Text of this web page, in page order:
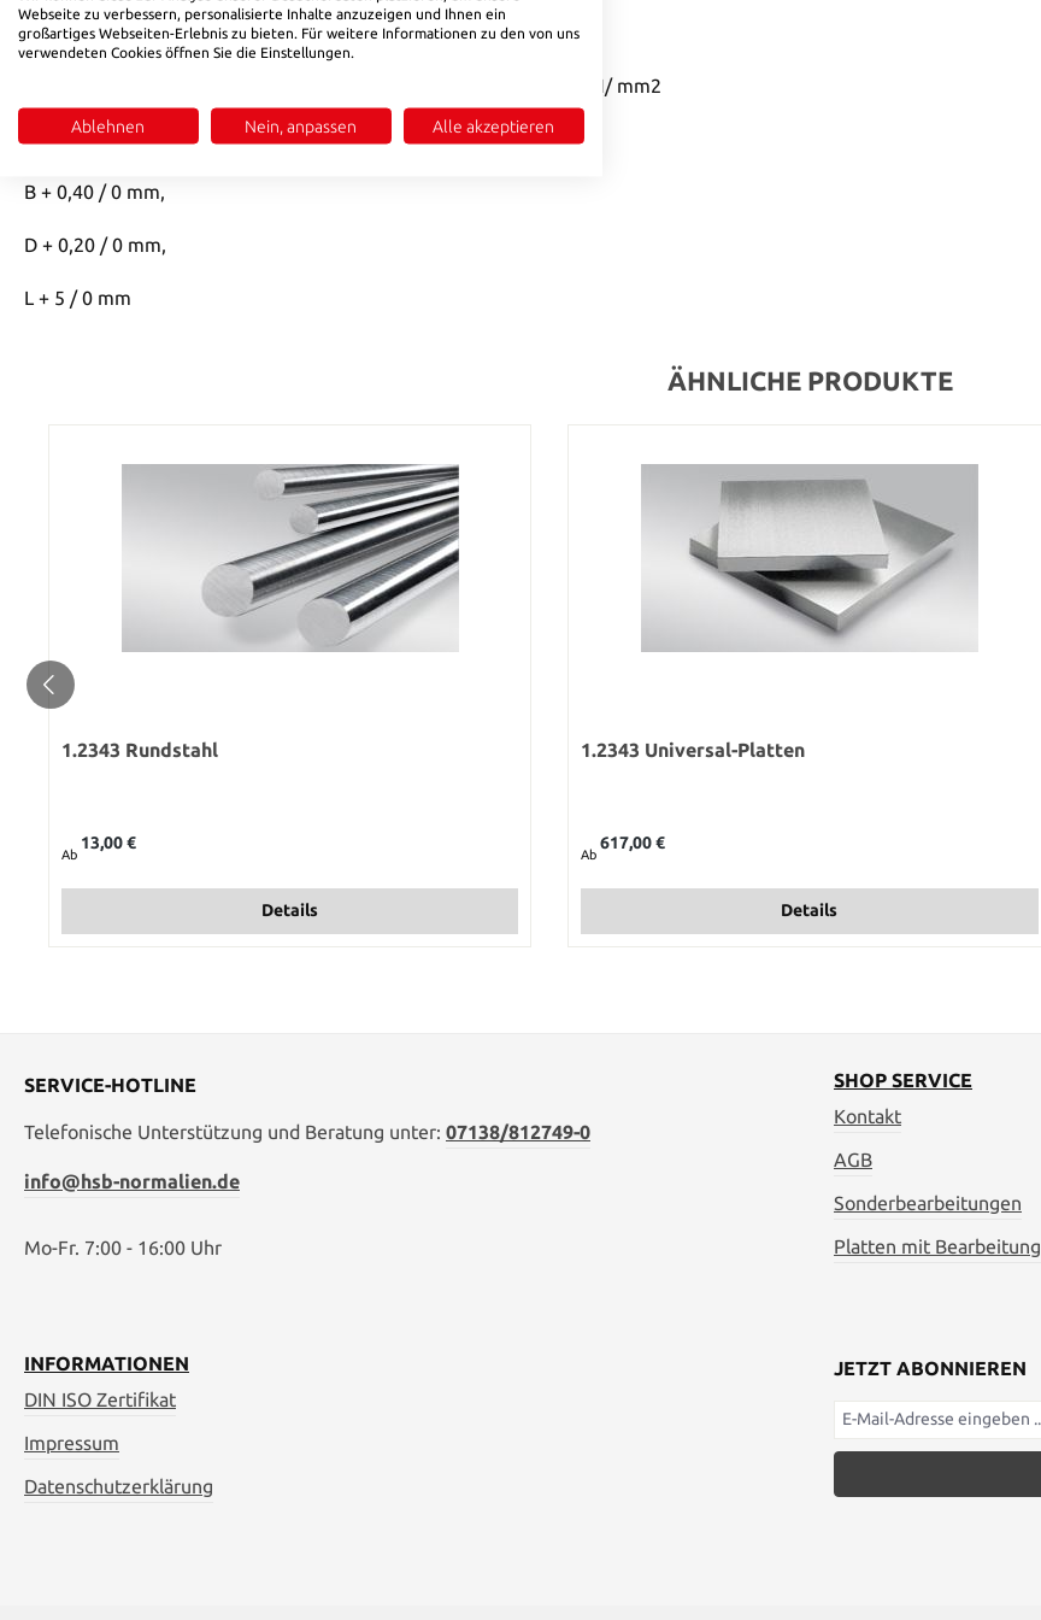
Produktinformationen "1.2343"
Ausführung: vorgeschliffen oder feinstgefräst, weichgeglüht, 790 N/ mm2
Toleranz:
B + 0,40 / 0 mm,
D + 0,20 / 0 mm,
L + 5 / 0 mm
ÄHNLICHE PRODUKTE
1.2343 Rundstahl
Ab
13,00 €
Details
1.2343 Universal-Platten
Ab
617,00 €
Details
SERVICE-HOTLINE
Telefonische Unterstützung und Beratung unter: 07138/812749-0
info@hsb-normalien.de
Mo-Fr. 7:00 - 16:00 Uhr
SHOP SERVICE
Kontakt
AGB
Sonderbearbeitungen
Platten mit Bearbeitung
INFORMATIONEN
DIN ISO Zertifikat
Impressum
Datenschutzerklärung
JETZT ABONNIEREN
Webseite zu verbessern, personalisierte Inhalte anzuzeigen und Ihnen ein
großartiges Webseiten-Erlebnis zu bieten. Für weitere Informationen zu den von uns
verwendeten Cookies öffnen Sie die Einstellungen.
Ablehnen Nein, anpassen Alle akzeptieren